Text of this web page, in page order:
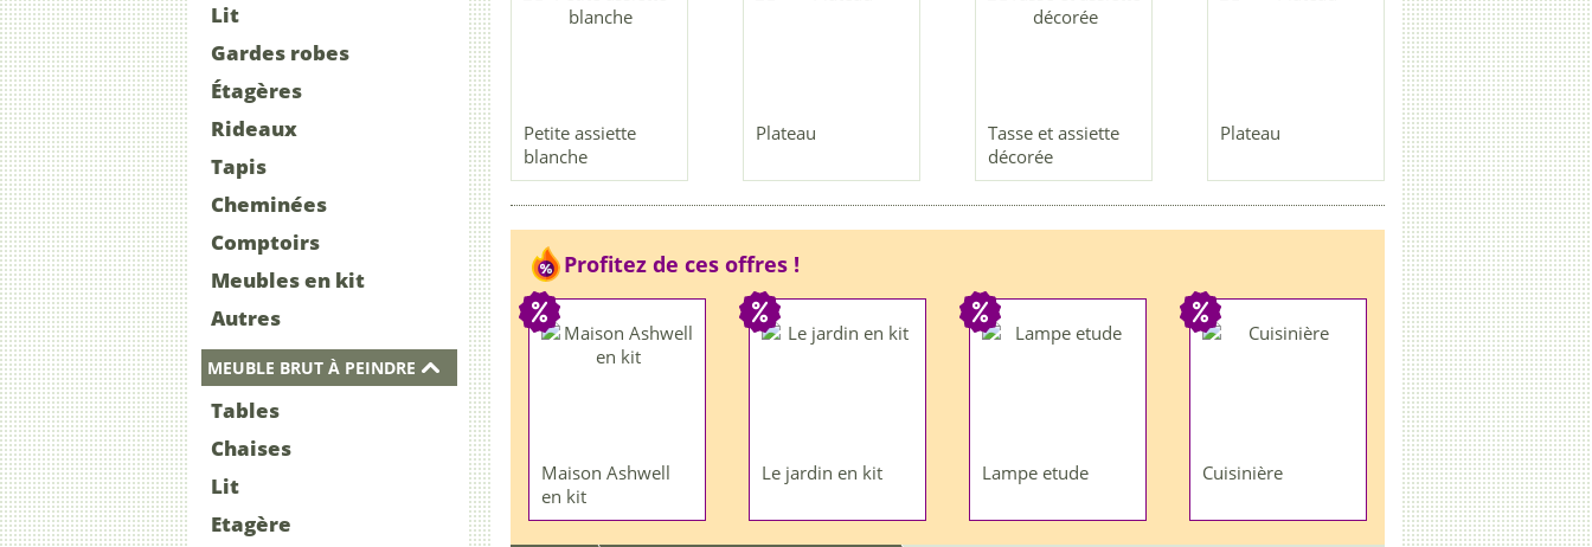
Lit
Gardes robes
Étagères
Rideaux
Tapis
Cheminées
Comptoirs
Meubles en kit
Autres
MEUBLE BRUT À PEINDRE
Tables
Chaises
Lit
Etagère
Petite assiette
blanche
Plateau
Tasse et assiette
décorée
Plateau
Profitez de ces offres !
Maison Ashwell
en kit
Le jardin en kit Lampe etude Cuisinière